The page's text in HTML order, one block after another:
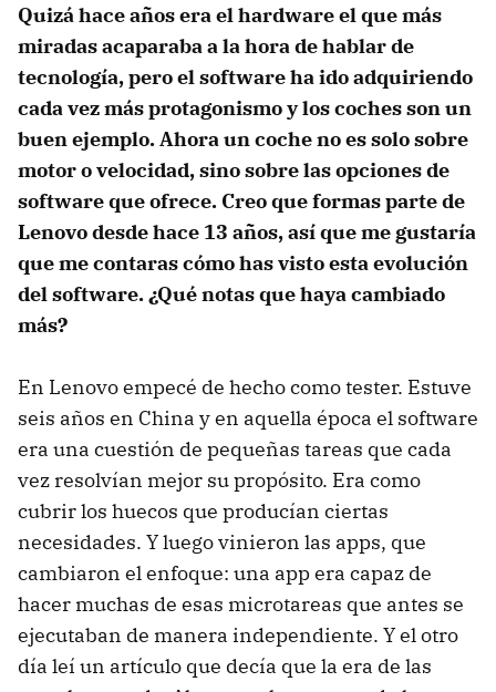
Quizá hace años era el hardware el que más
miradas acaparaba a la hora de hablar de
tecnología, pero el software ha ido adquiriendo
cada vez más protagonismo y los coches son un
buen ejemplo. Ahora un coche no es solo sobre
motor o velocidad, sino sobre las opciones de
software que ofrece. Creo que formas parte de
Lenovo desde hace 13 años, así que me gustaría
que me contaras cómo has visto esta evolución
del software. ¿Qué notas que haya cambiado
más?
En Lenovo empecé de hecho como tester. Estuve
seis años en China y en aquella época el software
era una cuestión de pequeñas tareas que cada
vez resolvían mejor su propósito. Era como
cubrir los huecos que producían ciertas
necesidades. Y luego vinieron las apps, que
cambiaron el enfoque: una app era capaz de
hacer muchas de esas microtareas que antes se
ejecutaban de manera independiente. Y el otro
día leí un artículo que decía que la era de las